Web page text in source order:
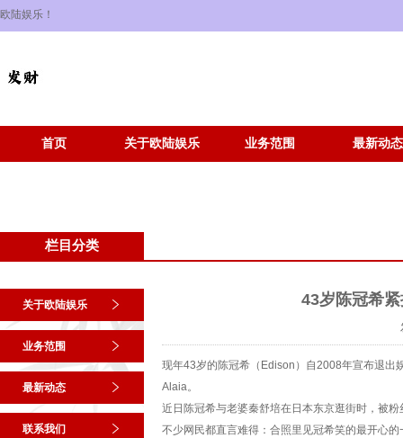
欧陆娱乐！
首页 关于欧陆娱乐 业务范围 最新动态
栏目分类
关于欧陆娱乐
业务范围
最新动态
联系我们
43岁陈冠希
现年43岁的陈冠希（Edison）自2008年宣布退出
Alaia。
近日陈冠希与老婆秦舒培在日本东京逛街时，被
不少网民都直言难得：合照里见冠希笑的最开心